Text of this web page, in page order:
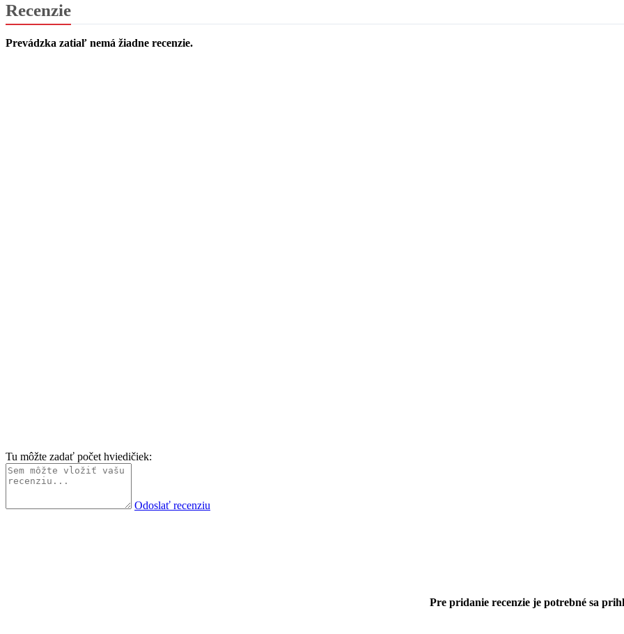
Recenzie
Prevádzka zatiaľ nemá žiadne recenzie.
Tu môžte zadať počet hviedičiek:
Odoslať recenziu
Pre pridanie recenzie je potrebné sa